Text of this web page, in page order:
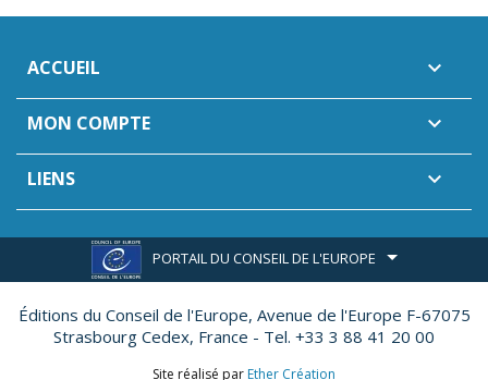
ACCUEIL 
MON COMPTE 
LIENS 
PORTAIL DU CONSEIL DE L'EUROPE
Éditions du Conseil de l'Europe, Avenue de l'Europe F-67075
Strasbourg Cedex, France - Tel. +33 3 88 41 20 00
Site réalisé par Ether Création